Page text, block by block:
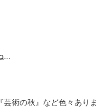
…
術の秋』など色々ありま